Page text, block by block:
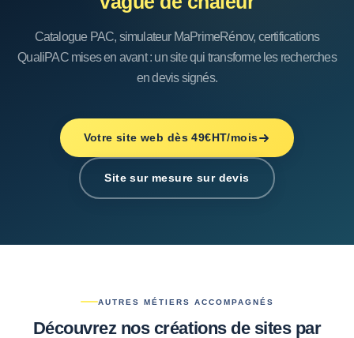
Catalogue PAC, simulateur MaPrimeRénov, certifications
QualiPAC mises en avant : un site qui transforme les recherches
en devis signés.
Votre site web dès 49€HT/mois
Site sur mesure sur devis
AUTRES MÉTIERS ACCOMPAGNÉS
Découvrez nos créations de sites par